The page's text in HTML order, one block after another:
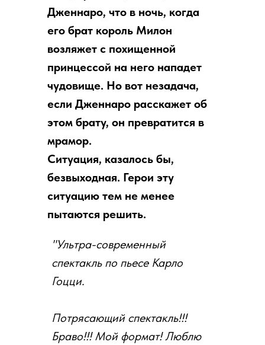
Дженнаро, что в ночь, когда
его брат король Милон
возляжет с похищенной
принцессой на него нападет
чудовище. Но вот незадача,
если Дженнаро расскажет об
этом брату, он превратится в
мрамор.
Ситуация, казалось бы,
безвыходная. Герои эту
ситуацию тем не менее
пытаются решить.
"Ультра-современный
спектакль по пьесе Карло
Гоцци.
Потрясающий спектакль!!!
Браво!!! Мой формат! Люблю